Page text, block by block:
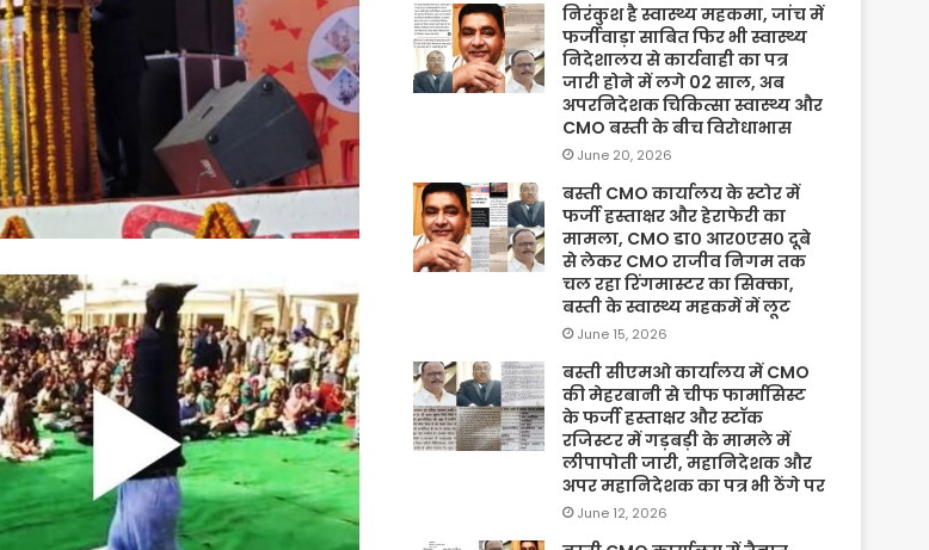
निरंकुश है स्वास्थ्य महकमा, जांच में
फर्जीवाड़ा साबित फिर भी स्वास्थ्य
निदेशालय से कार्यवाही का पत्र
जारी होने में लगे 02 साल, अब
अपरनिदेशक चिकित्सा स्वास्थ्य और
CMO बस्ती के बीच विरोधाभास
June 20, 2026
बस्ती CMO कार्यालय के स्टोर में
फर्जी हस्ताक्षर और हेराफेरी का
मामला, CMO डा० आर०एस० दूबे
से लेकर CMO राजीव निगम तक
चल रहा रिंगमास्टर का सिक्का,
बस्ती के स्वास्थ्य महकमें में लूट
June 15, 2026
बस्ती सीएमओ कार्यालय में CMO
की मेहरबानी से चीफ फार्मासिस्ट
के फर्जी हस्ताक्षर और स्टॉक
रजिस्टर में गड़बड़ी के मामले में
लीपापोती जारी, महानिदेशक और
अपर महानिदेशक का पत्र भी ठेंगे पर
June 12, 2026